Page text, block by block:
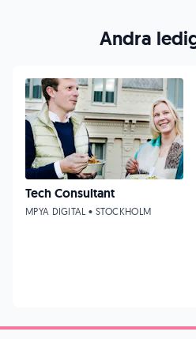
Andra
Tech Consultant
MPYA DIGITAL • STOCKHOLM